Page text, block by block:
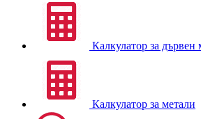
Калкулатор за дървен
Калкулатор за метали